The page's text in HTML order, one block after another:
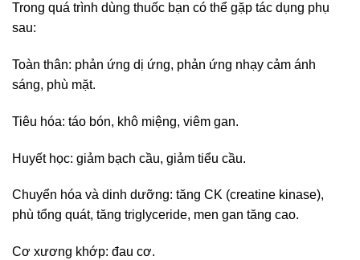
Trong quá trình dùng thuốc bạn có thể gặp tác dụng phụ
sau:
Toàn thân: phản ứng dị ứng, phản ứng nhạy cảm ánh
sáng, phù mặt.
Tiêu hóa: táo bón, khô miệng, viêm gan.
Huyết học: giảm bạch cầu, giảm tiểu cầu.
Chuyển hóa và dinh dưỡng: tăng CK (creatine kinase),
phù tổng quát, tăng triglyceride, men gan tăng cao.
Cơ xương khớp: đau cơ.